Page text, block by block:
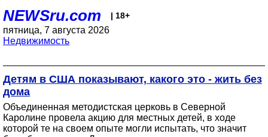
NEWSru.com | 18+
пятница, 7 августа 2026
Недвижимость
Детям в США показывают, какого это - жить без
дома
Объединенная методистская церковь в Северной
Каролине провела акцию для местных детей, в ходе
которой те на своем опыте могли испытать, что значит